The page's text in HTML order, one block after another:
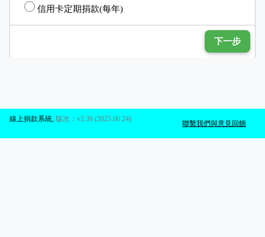
信用卡定期捐款(每年)
下一步
聯繫我們與意見回饋
線上捐款系統 版次：v2.36 (2025.06.24)